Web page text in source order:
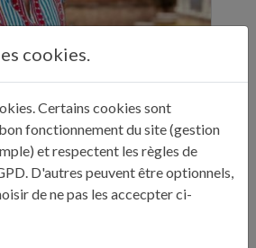
ELLE A TABLE - 11 ADRESSES GASTRONOMIQUES RECOMMANDÉES PAR JULIE ANDRIEU - NOVEMBRE 2024
Julie Andrieu nous emmène
cinq semaines à la
villes. Entre
musées, ...
cookies.
Certains cookies sont
fonctionnement du site (gestion
et respectent les règles de
D'autres peuvent être optionnels,
de ne pas les accecpter ci-